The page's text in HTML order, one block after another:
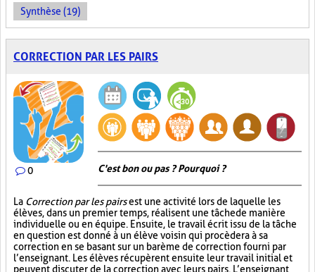
Synthèse (19)
CORRECTION PAR LES PAIRS
0 C'est bon ou pas ? Pourquoi ?
La Correction par les pairsest une activité lors de laquelle les
élèves, dans un premier temps, réalisent une tâche de manière
individuelle ou en équipe. Ensuite, le travail écrit issu de la tâche
en question est donné à un élève voisin qui procèdera à sa
correction en se basant sur un barème de correction fourni par
l’enseignant. Les élèves récupèrent ensuite leur travail initial et
peuvent discuter de la correction avec leurs pairs. L’enseignant